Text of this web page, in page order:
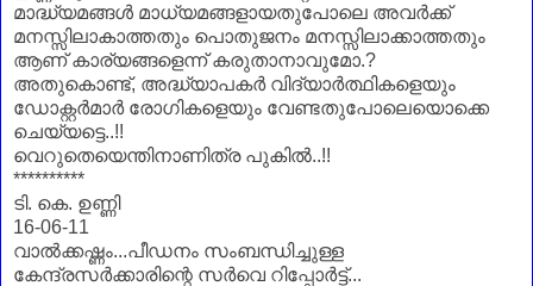
മാദ്ധ്യമങ്ങൾ മാധ്യമങ്ങളായതുപോലെ അവർക്ക്
മനസ്സിലാകാത്തതും പൊതുജനം മനസ്സിലാക്കാത്തതും
ആണ്‌ കാര്യങ്ങളെന്ന് കരുതാനാവുമോ.?
അതുകൊണ്ട്, അദ്ധ്യാപകർ വിദ്യാർത്ഥികളെയും
ഡോക്റ്റർമാർ രോഗികളെയും വേണ്ടതുപോലെയൊക്കെ
ചെയ്യട്ടെ..!!
വെറുതെയെന്തിനാണിത്ര പുകിൽ..!!
**********
ടി. കെ. ഉണ്ണി
16-06-11
വാൽക്കഷ്ണം...പീഡനം സംബന്ധിച്ചുള്ള
കേന്ദ്രസർക്കാരിന്റെ സർവെ റിപ്പോർട്ട്...